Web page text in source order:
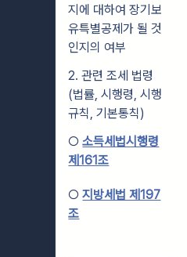
지에 대하여 장기보
유특별공제가 될 것
인지의 여부
2. 관련 조세 법령
(법률, 시행령, 시행
규칙, 기본통칙)
○소득세법시행령
제161조
○지방세법 제197
조